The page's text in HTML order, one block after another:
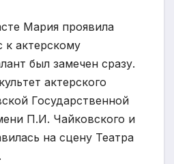
Мария проявила
к актерскому
был замечен сразу.
актерского
Государственной
П.И. Чайковского и
на сцену Театра